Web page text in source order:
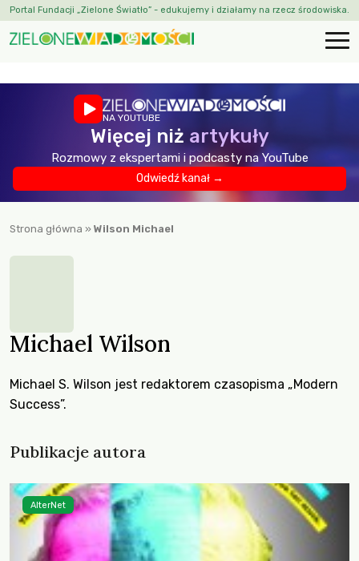
Portal Fundacji „Zielone Światło” - edukujemy i działamy na rzecz środowiska.
NA YOUTUBE
Więcej niż artykuły
Rozmowy z ekspertami i podcasty na YouTube
Odwiedź kanał →
Strona główna » Wilson Michael
Michael Wilson
Michael S. Wilson jest redaktorem czasopisma „Modern
Success”.
Publikacje autora
AlterNet